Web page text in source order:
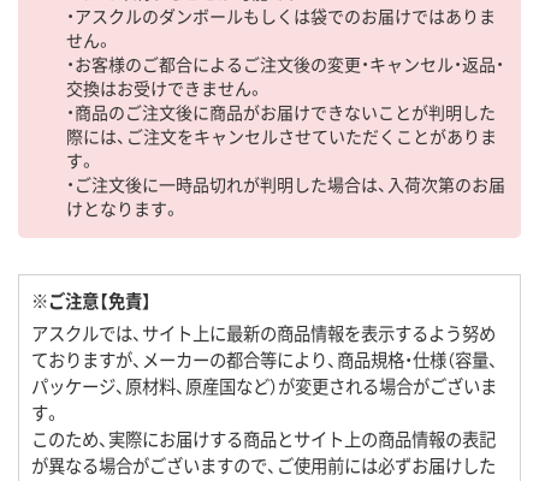
・アスクルのダンボールもしくは袋でのお届けではありま
せん。
・お客様のご都合によるご注文後の変更・キャンセル・返品・
交換はお受けできません。
・商品のご注文後に商品がお届けできないことが判明した
際には、ご注文をキャンセルさせていただくことがありま
す。
・ご注文後に一時品切れが判明した場合は、入荷次第のお届
けとなります。
※ご注意【免責】
アスクルでは、サイト上に最新の商品情報を表示するよう努め
ておりますが、メーカーの都合等により、商品規格・仕様（容量、
パッケージ、原材料、原産国など）が変更される場合がございま
す。
このため、実際にお届けする商品とサイト上の商品情報の表記
が異なる場合がございますので、ご使用前には必ずお届けした